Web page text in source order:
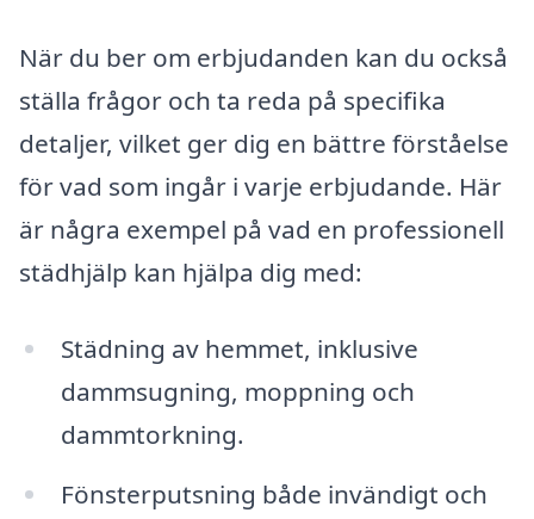
När du ber om erbjudanden kan du också
ställa frågor och ta reda på specifika
detaljer, vilket ger dig en bättre förståelse
för vad som ingår i varje erbjudande. Här
är några exempel på vad en professionell
städhjälp kan hjälpa dig med:
Städning av hemmet, inklusive
dammsugning, moppning och
dammtorkning.
Fönsterputsning både invändigt och